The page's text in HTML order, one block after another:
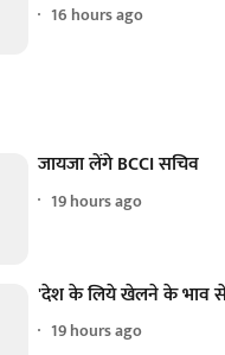
16 hours ago
जायजा लेंगे BCCI सचिव
19 hours ago
'देश के लिये खेलने के भाव
19 hours ago